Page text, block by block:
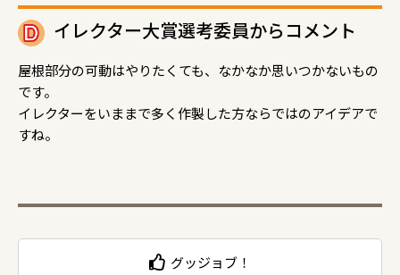
イレクター大賞選考委員からコメント
屋根部分の可動はやりたくても、なかなか思いつかないもの
です。
イレクターをいままで多く作製した方ならではのアイデアで
すね。
グッジョブ！